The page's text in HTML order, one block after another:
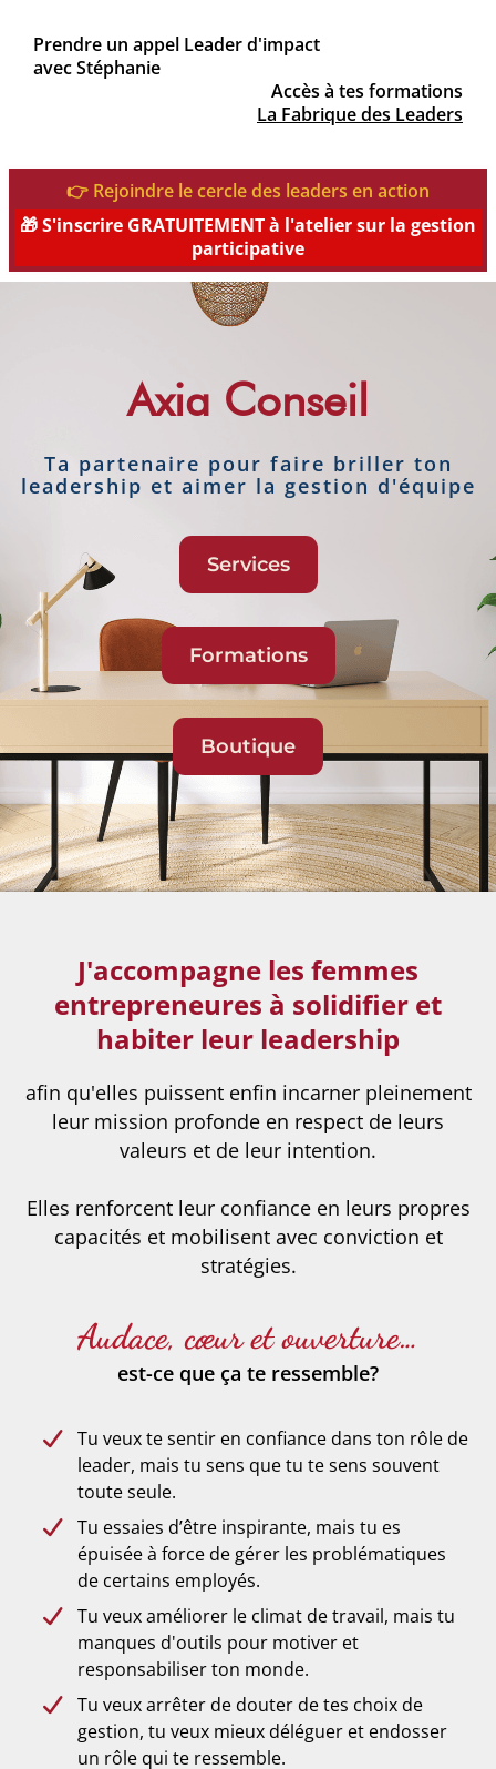
Prendre un appel Leader d'impact
avec Stéphanie
Accès à tes formations
La Fabrique des Leaders
👉 Rejoindre le cercle des leaders en action
🎁 S'inscrire GRATUITEMENT à l'atelier sur la gestion
participative
Axia Conseil
Ta partenaire pour faire briller ton
leadership et aimer la gestion d'équipe
Services
Formations
Boutique
J'accompagne les femmes
entrepreneures à solidifier et
habiter leur leadership
afin qu'elles puissent enfin incarner pleinement
leur mission profonde en respect de leurs
valeurs et de leur intention.
Elles renforcent leur confiance en leurs propres
capacités et mobilisent avec conviction et
stratégies.
Audace, cœur et ouverture…
est-ce que ça te ressemble?
Tu veux te sentir en confiance dans ton rôle de
leader, mais tu sens que tu te sens souvent
toute seule.
Tu essaies d’être inspirante, mais tu es
épuisée à force de gérer les problématiques
de certains employés.
Tu veux améliorer le climat de travail, mais tu
manques d'outils pour motiver et
responsabiliser ton monde.
Tu veux arrêter de douter de tes choix de
gestion, tu veux mieux déléguer et endosser
un rôle qui te ressemble.